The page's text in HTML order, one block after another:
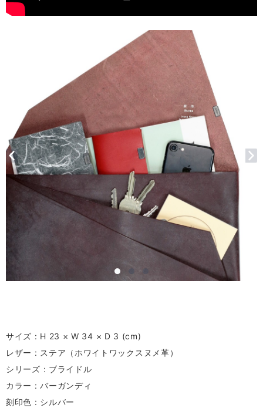
サイズ : H 23 × W 34 × D 3 (cm)
レザー : ステア（ホワイトワックスヌメ革）
シリーズ : ブライドル
カラー : バーガンディ
刻印色 : シルバー